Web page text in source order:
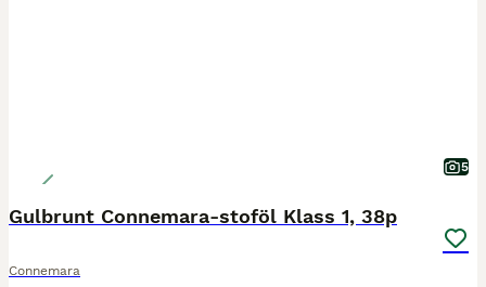
5
Gulbrunt Connemara-stoföl Klass 1, 38p
Connemara